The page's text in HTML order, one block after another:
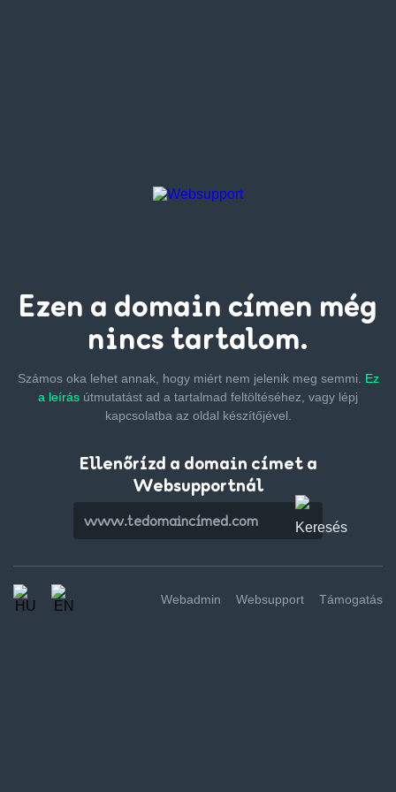
Ezen a domain címen még
nincs tartalom.
Számos oka lehet annak, hogy miért nem jelenik meg semmi. Ez
a leírás útmutatást ad a tartalmad feltöltéséhez, vagy lépj
kapcsolatba az oldal készítőjével.
Ellenőrízd a domain címet a
Websupportnál
Webadmin Websupport Támogatás